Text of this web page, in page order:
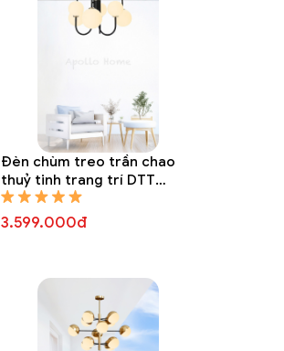
Đèn chùm treo trần chao
thuỷ tinh trang trí DTT
8307A
3.599.000đ